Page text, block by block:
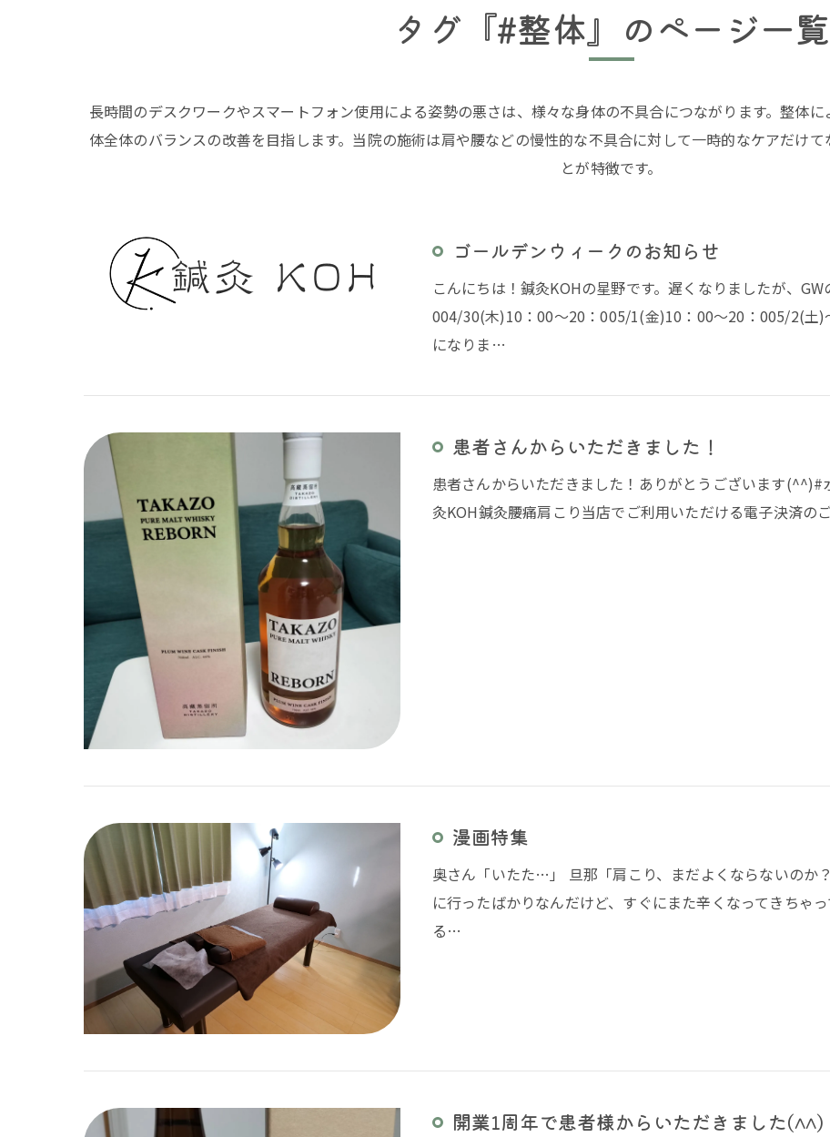
タグ『#整体』のページ一覧
長時間のデスクワークやスマートフォン使用による姿勢の悪さは、様々な身体の不具合につながります。整体
体全体のバランスの改善を目指します。当院の施術は肩や腰などの慢性的な不具合に対して一時的なケアだけ
とが特徴です。
ゴールデンウィークのお知らせ
こんにちは！鍼灸KOHの星野です。遅くなりましたが、
004/30(木)10：00～20：005/1(金)10：00～20：005/2(土
になりま…
患者さんからいただきました！
患者さんからいただきました！ありがとうございます
灸KOH鍼灸腰痛肩こり当店でご利用いただける電子決済の
漫画特集
奥さん「いたた…」 旦那「肩こり、まだよくならないの
に行ったばかりなんだけど、すぐにまた辛くなってきちゃ
る…
開業1周年で患者様からいただきました(^^)